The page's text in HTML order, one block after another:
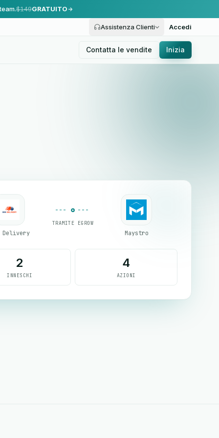
$149GRATUITO
Assistenza Clienti Accedi
Contatta le vendite Inizia
Delivery
TRAMITE EGROW
Maystro
2
INNESCHI
4
AZIONI